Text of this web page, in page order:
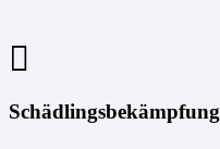
Schädlingsbekämpfung